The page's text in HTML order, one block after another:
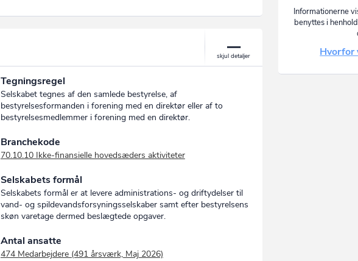
Tegningsregel
Selskabet tegnes af den samlede bestyrelse, af
bestyrelsesformanden i forening med en direktør eller af to
bestyrelsesmedlemmer i forening med en direktør.
Branchekode
70.10.10 Ikke-finansielle hovedsæders aktiviteter
Selskabets formål
Selskabets formål er at levere administrations- og driftydelser til
vand- og spildevandsforsyningsselskaber samt efter bestyrelsens
skøn varetage dermed beslægtede opgaver.
Antal ansatte
474 Medarbejdere (491 årsværk, Maj 2026)
Informationerne
benyttes i
Hvorfor